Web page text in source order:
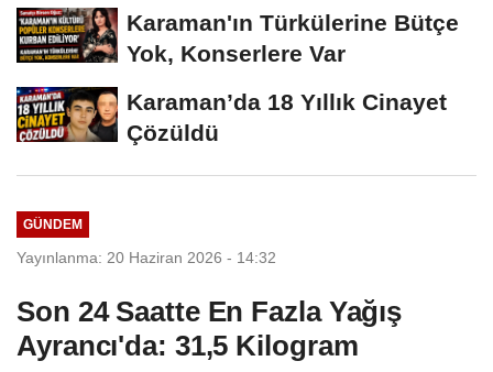
Karaman'ın Türkülerine Bütçe
Yok, Konserlere Var
Karaman’da 18 Yıllık Cinayet
Çözüldü
GÜNDEM
Yayınlanma: 20 Haziran 2026 - 14:32
Son 24 Saatte En Fazla Yağış
Ayrancı'da: 31,5 Kilogram